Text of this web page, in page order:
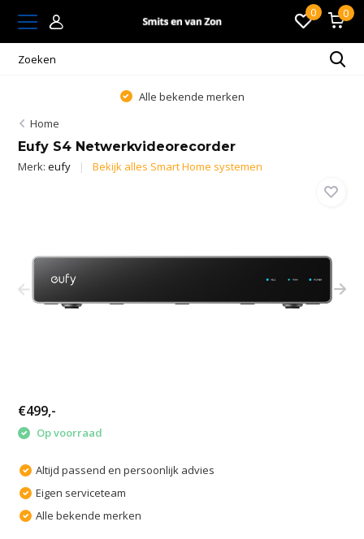
0 0
Alle bekende merken
Home
Eufy S4 Netwerkvideorecorder
Merk:eufy Bekijk alles Smart Home systemen
€499,-
Op voorraad
Altijd passend en persoonlijk advies
Eigen serviceteam
Alle bekende merken